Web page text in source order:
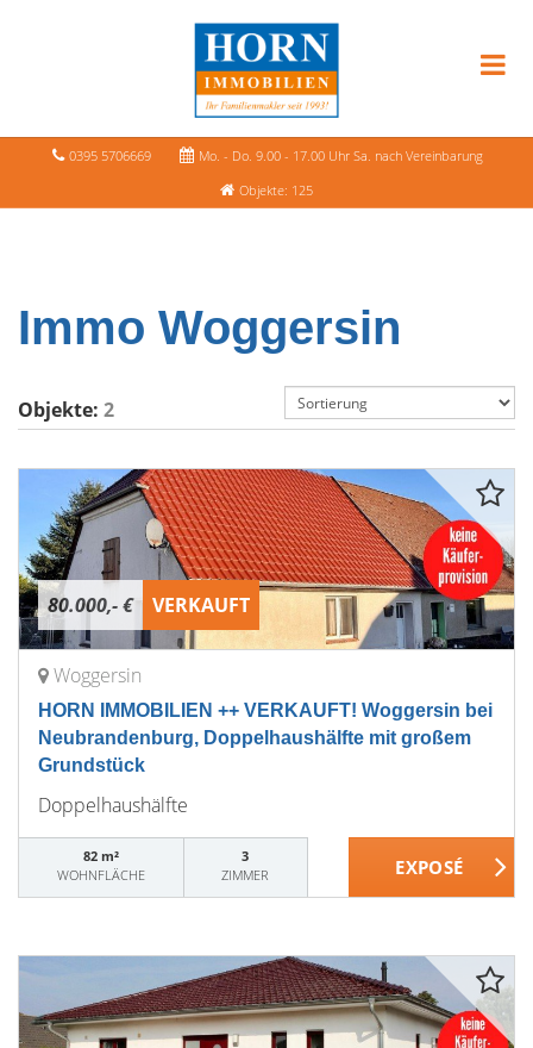
0395 5706669
Mo. - Do. 9.00 - 17.00 Uhr Sa. nach Vereinbarung
Objekte: 125
Immo Woggersin
Objekte: 2
80.000,- € VERKAUFT
Woggersin
HORN IMMOBILIEN ++ VERKAUFT! Woggersin bei
Neubrandenburg, Doppelhaushälfte mit großem
Grundstück
Doppelhaushälfte
82 m²
WOHNFLÄCHE
3
ZIMMER